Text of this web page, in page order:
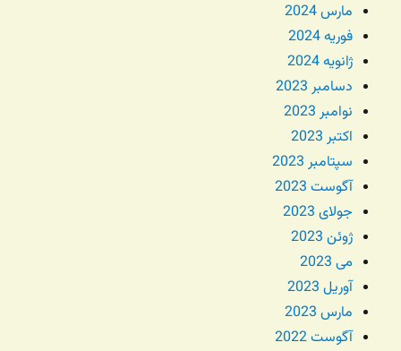
مارس 2024
فوریه 2024
ژانویه 2024
دسامبر 2023
نوامبر 2023
اکتبر 2023
سپتامبر 2023
آگوست 2023
جولای 2023
ژوئن 2023
می 2023
آوریل 2023
مارس 2023
آگوست 2022